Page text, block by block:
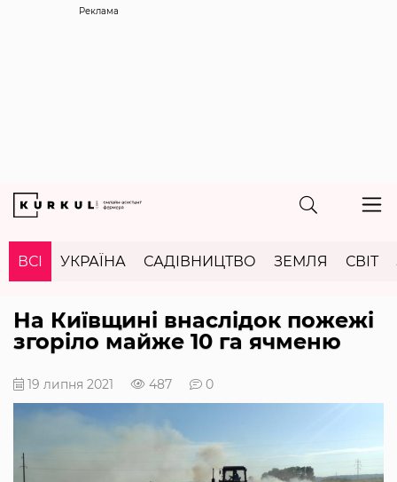
Реклама
ВСІ УКРАЇНА САДІВНИЦТВО ЗЕМЛЯ СВІТ
На Київщині внаслідок пожежі
згоріло майже 10 га ячменю
19 липня 2021 487 0